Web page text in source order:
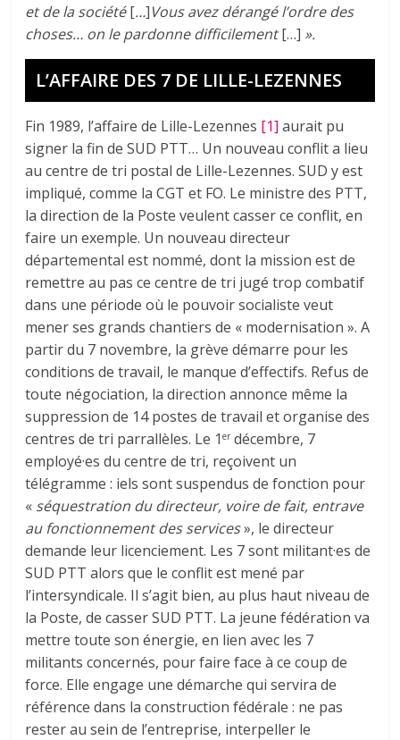
et de la société[…]Vous avez dérangé l’ordre des
choses… on le pardonne difficilement[…] ».
L’AFFAIRE DES 7 DE LILLE-LEZENNES
Fin 1989, l’affaire de Lille-Lezennes [1] aurait pu
signer la fin de SUD PTT… Un nouveau conflit a lieu
au centre de tri postal de Lille-Lezennes. SUD y est
impliqué, comme la CGT et FO. Le ministre des PTT,
la direction de la Poste veulent casser ce conflit, en
faire un exemple. Un nouveau directeur
départemental est nommé, dont la mission est de
remettre au pas ce centre de tri jugé trop combatif
dans une période où le pouvoir socialiste veut
mener ses grands chantiers de « modernisation ». A
partir du 7 novembre, la grève démarre pour les
conditions de travail, le manque d’effectifs. Refus de
toute négociation, la direction annonce même la
suppression de 14 postes de travail et organise des
centres de tri parrallèles. Le 1er décembre, 7
employé·es du centre de tri, reçoivent un
télégramme : iels sont suspendus de fonction pour
« séquestration du directeur, voire de fait, entrave
au fonctionnement des services», le directeur
demande leur licenciement. Les 7 sont militant·es de
SUD PTT alors que le conflit est mené par
l’intersyndicale. Il s’agit bien, au plus haut niveau de
la Poste, de casser SUD PTT. La jeune fédération va
mettre toute son énergie, en lien avec les 7
militants concernés, pour faire face à ce coup de
force. Elle engage une démarche qui servira de
référence dans la construction fédérale : ne pas
rester au sein de l’entreprise, interpeller le